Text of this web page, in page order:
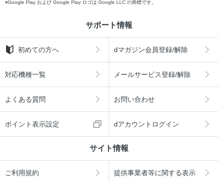
Google Play および Google Play ロゴは Google LLC の商標です。
サポート情報
初めての方へ dマガジン会員登録/解除
対応機種一覧 メールサービス登録/解除
よくある質問 お問い合わせ
ポイント表示設定 dアカウントログイン
サイト情報
ご利用規約 提供事業者等に関する表示